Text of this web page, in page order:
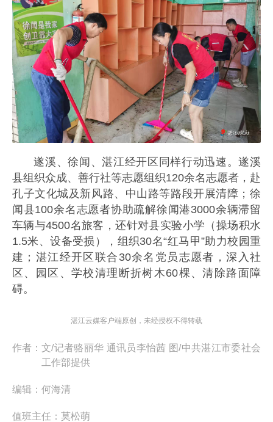
遂溪、徐闻、湛江经开区同样行动迅速。遂溪
县组织众成、善行社等志愿组织120余名志愿者，赴
孔子文化城及新风路、中山路等路段开展清障；徐
闻县100余名志愿者协助疏解徐闻港3000余辆滞留
车辆与4500名旅客，还针对县实验小学（操场积水
1.5米、设备受损），组织30名“红马甲”助力校园重
建；湛江经开区联合30余名党员志愿者，深入社
区、园区、学校清理断折树木60棵、清除路面障
碍。
湛江云媒客户端原创，未经授权不得转载
作者： 文/记者骆丽华 通讯员李怡茜 图/中共湛江市委社会
工作部提供
编辑： 何海清
值班主任： 莫松萌